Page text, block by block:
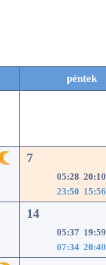
péntek
7
05:28 20:10
23:50 15:56
14
05:37 19:59
07:34 20:40